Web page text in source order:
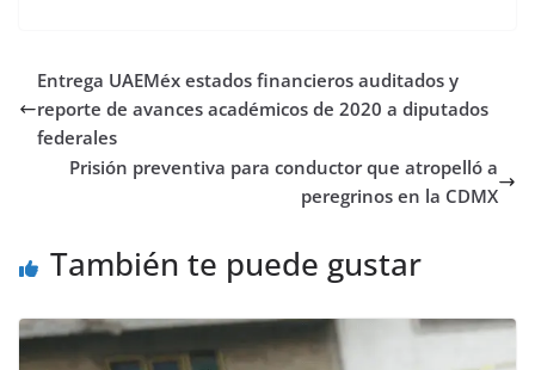
Entrega UAEMéx estados financieros auditados y
reporte de avances académicos de 2020 a diputados
federales
Prisión preventiva para conductor que atropelló a
peregrinos en la CDMX
También te puede gustar